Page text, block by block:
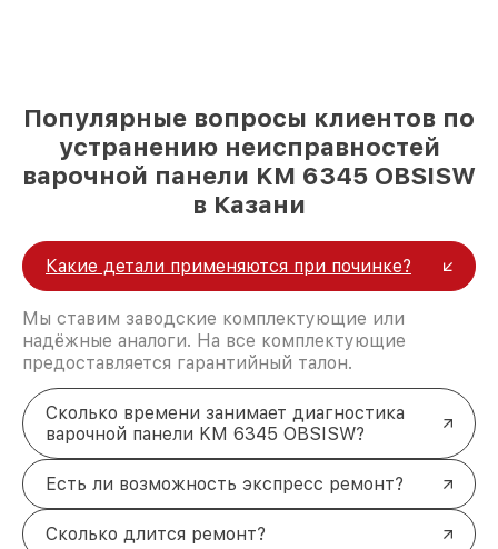
Популярные вопросы клиентов по
устранению неисправностей
варочной панели KM 6345 OBSISW
в Казани
Какие детали применяются при починке?
Мы ставим заводские комплектующие или
надёжные аналоги. На все комплектующие
предоставляется гарантийный талон.
Сколько времени занимает диагностика
варочной панели KM 6345 OBSISW?
Есть ли возможность экспресс ремонт?
Сколько длится ремонт?